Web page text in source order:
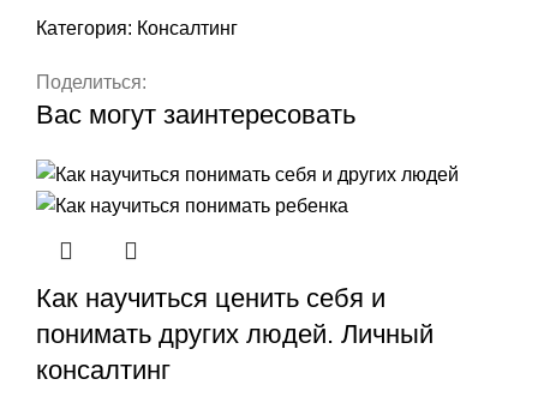
Категория: Консалтинг
Поделиться:
Вас могут заинтересовать
Как научиться ценить себя и
понимать других людей. Личный
консалтинг